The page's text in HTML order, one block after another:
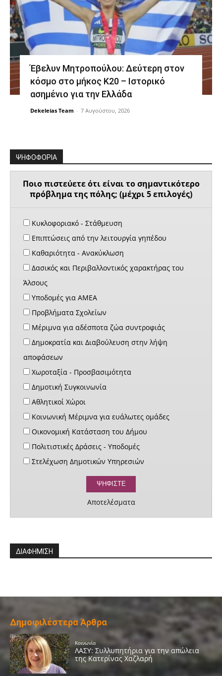
Έβελυν Μητροπούλου: Δεύτερη στον
κόσμο στο μήκος Κ20 – Ιστορικό
ασημένιο για την Ελλάδα
Dekeleias Team - 7 Αυγούστου, 2026
ΨΗΦΟΦΟΡΙΑ
Ποιο πιστεύετε ότι είναι το σημαντικότερο
πρόβλημα της πόλης; (μέχρι 5 επιλογές)
Κυκλοφοριακό - Στάθμευση
Επιπτώσεις από την λειτουργία γηπέδου
Καθαριότητα - Ανακύκλωση
Δασικός και Περιβαλλοντικός χαρακτήρας του
Άλσους
Υποδομές για ΑΜΕΑ
Προβλήματα Σχολείων
Μέριμνα για αδέσποτα ζώα συντροφιάς
Δημοκρατία και Διαβούλευση στην λήψη
αποφάσεων
Χωροταξία - Προσβασιμότητα
Δημοτική Συγκοινωνία
Αθλητικοί Χώροι
Κοινωνική Μέριμνα για ευάλωτες ομάδες
Οικονομική Κατάσταση του Δήμου
Πολιτιστικές Δράσεις - Υποδομές
Στελέχωση Δημοτικών Υπηρεσιών
Αποτελέσματα
ΔΙΑΦΗΜΙΣΗ
Δημοφιλέστερα Άρθρα